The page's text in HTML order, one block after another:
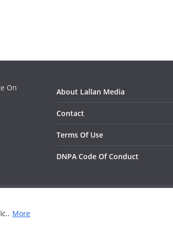
More
On
About Lallan Media
Contact
Terms Of Use
DNPA Code Of Conduct
.